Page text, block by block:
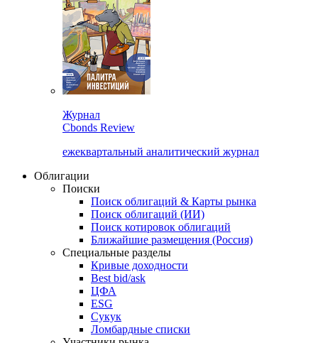
Журнал
Cbonds Review
ежеквартальный аналитический журнал
Облигации
Поиски
Поиск облигаций & Карты рынка
Поиск облигаций (ИИ)
Поиск котировок облигаций
Ближайшие размещения (Россия)
Специальные разделы
Кривые доходности
Best bid/ask
ЦФА
ESG
Сукук
Ломбардные списки